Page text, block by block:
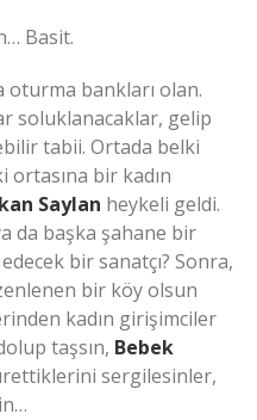
Basit.
oturma bankları olan.
soluklanacaklar, gelip
tabii. Ortada belki
ortasına bir kadın
Saylan heykeli geldi.
da başka şahane bir
bir sanatçı? Sonra,
bir köy olsun
kadın girişimciler
taşsın, Bebek
sergilesinler,